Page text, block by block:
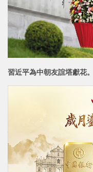
習近平為中朝友誼塔獻花